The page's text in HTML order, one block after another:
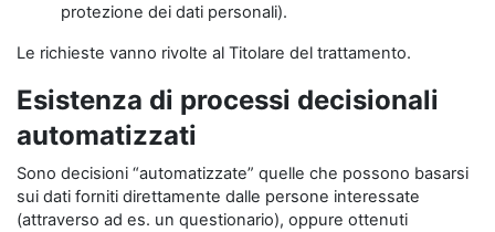
protezione dei dati personali).
Le richieste vanno rivolte al Titolare del trattamento.
Esistenza di processi decisionali
automatizzati
Sono decisioni “automatizzate” quelle che possono basarsi
sui dati forniti direttamente dalle persone interessate
(attraverso ad es. un questionario), oppure ottenuti